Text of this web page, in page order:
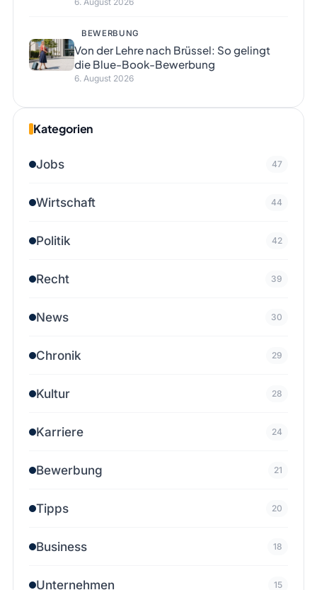
BEWERBUNG
Von der Lehre nach Brüssel: So gelingt
die Blue-Book-Bewerbung
6. August 2026
Kategorien
Jobs 47
Wirtschaft 44
Politik 42
Recht 39
News 30
Chronik 29
Kultur 28
Karriere 24
Bewerbung 21
Tipps 20
Business 18
Unternehmen 15